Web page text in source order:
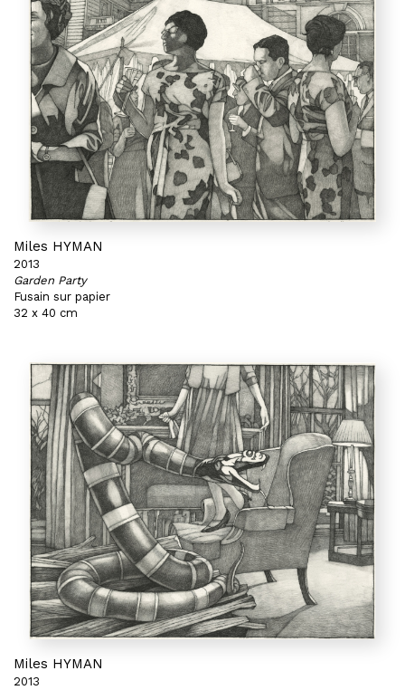
Miles HYMAN
2013
Garden Party
Fusain sur papier
32 x 40 cm
Miles HYMAN
2013